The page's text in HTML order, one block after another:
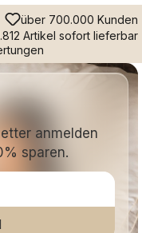
über 700.000 Kunden
Artikel sofort lieferbar
anmelden
sparen.